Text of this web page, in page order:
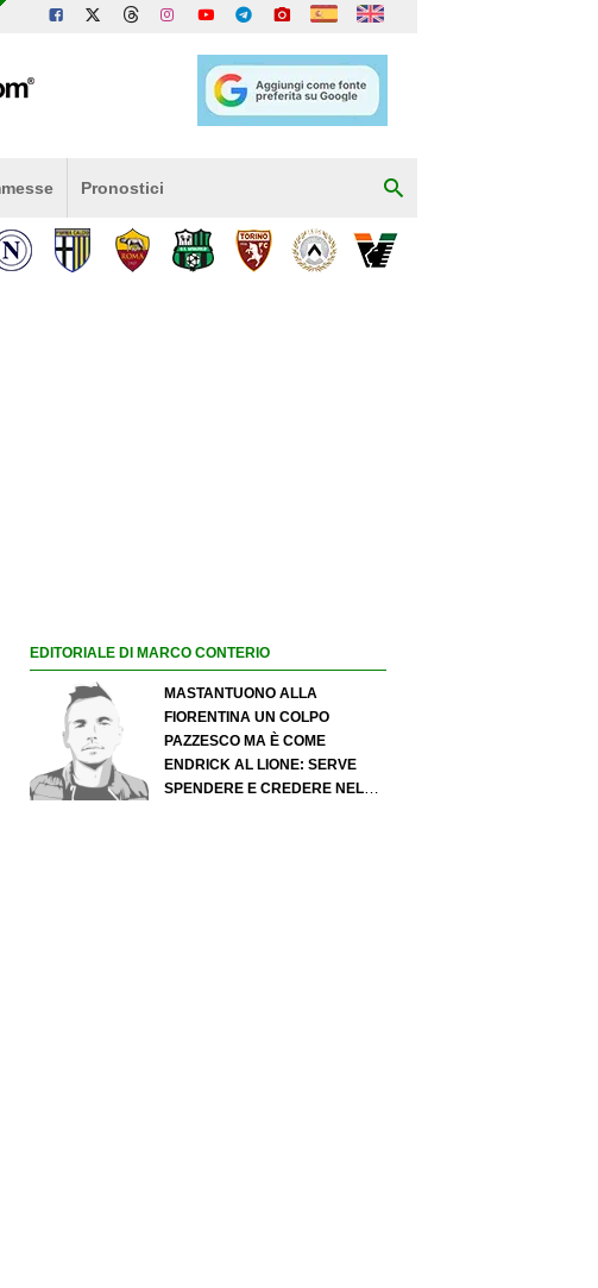
Pronostici
EDITORIALE DI MARCO CONTERIO
MASTANTUONO ALLA
FIORENTINA UN COLPO
PAZZESCO MA È COME
ENDRICK AL LIONE: SERVE
SPENDERE E CREDERE NELLO